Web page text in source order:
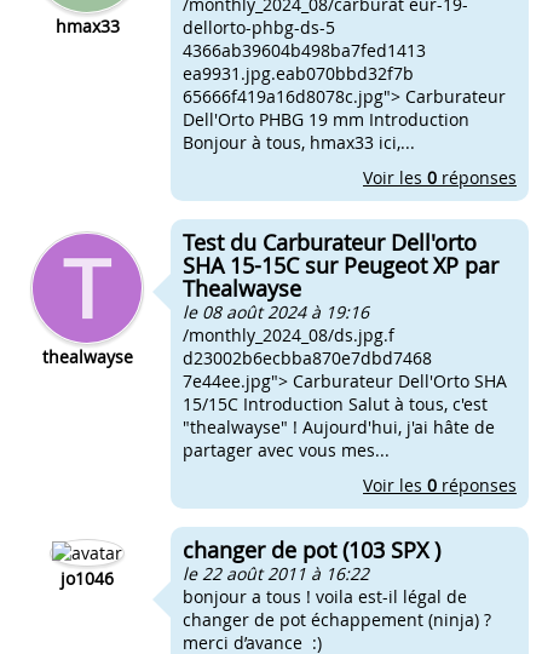
hmax33
dellorto-phbg-ds-5
4366ab39604b498ba7fed1413
ea9931.jpg.eab070bbd32f7b
65666f419a16d8078c.jpg"> Carburateur
Dell'Orto PHBG 19 mm Introduction
Bonjour à tous, hmax33 ici,...
Voir les 0 réponses
thealwayse
Test du Carburateur Dell'orto
SHA 15-15C sur Peugeot XP par
Thealwayse
le 08 août 2024 à 19:16
/monthly_2024_08/ds.jpg.f
d23002b6ecbba870e7dbd7468
7e44ee.jpg"> Carburateur Dell'Orto SHA
15/15C Introduction Salut à tous, c'est
"thealwayse" ! Aujourd'hui, j'ai hâte de
partager avec vous mes...
Voir les 0 réponses
jo1046
changer de pot (103 SPX )
le 22 août 2011 à 16:22
bonjour a tous ! voila est-il légal de
changer de pot échappement (ninja) ?
merci d’avance :)